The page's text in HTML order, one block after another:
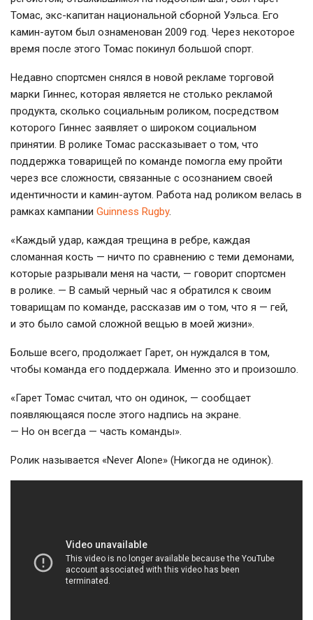
Томас, экс-капитан национальной сборной Уэльса. Его
камин-аутом был ознаменован 2009 год. Через некоторое
время после этого Томас покинул большой спорт.
Недавно спортсмен снялся в новой рекламе торговой
марки Гиннес, которая является не столько рекламой
продукта, сколько социальным роликом, посредством
которого Гиннес заявляет о широком социальном
принятии. В ролике Томас рассказывает о том, что
поддержка товарищей по команде помогла ему пройти
через все сложности, связанные с осознанием своей
идентичности и камин-аутом. Работа над роликом велась в
рамках кампании Guinness Rugby.
«Каждый удар, каждая трещина в ребре, каждая
сломанная кость — ничто по сравнению с теми демонами,
которые разрывали меня на части, — говорит спортсмен
в ролике. — В самый черный час я обратился к своим
товарищам по команде, рассказав им о том, что я — гей,
и это было самой сложной вещью в моей жизни».
Больше всего, продолжает Гарет, он нуждался в том,
чтобы команда его поддержала. Именно это и произошло.
«Гарет Томас считал, что он одинок, — сообщает
появляющаяся после этого надпись на экране.
— Но он всегда — часть команды».
Ролик называется «Never Alone» (Никогда не одинок).